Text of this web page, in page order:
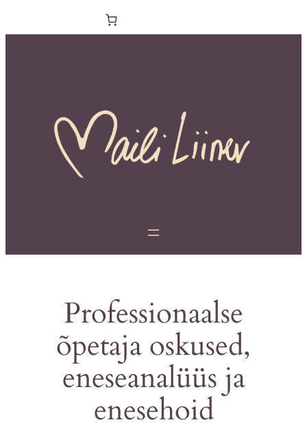
sisu
Professionaalse
õpetaja oskused,
eneseanalüüs ja
enesehoid